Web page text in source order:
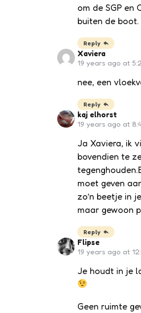
om de SGP en
buiten de
Reply
Xaviera
19 years ago at
nee, een
Reply
kaj elhorst
19 years ago at
Ja Xaviera, ik
bovendien te
moet geven
zo’n beetje in
maar gewoon
Reply
Flipse
19 years ago at
Je houdt in je
Geen ruimte